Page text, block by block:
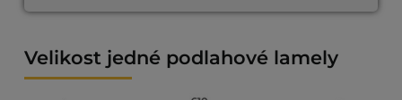
Velikost jedné podlahové lamely